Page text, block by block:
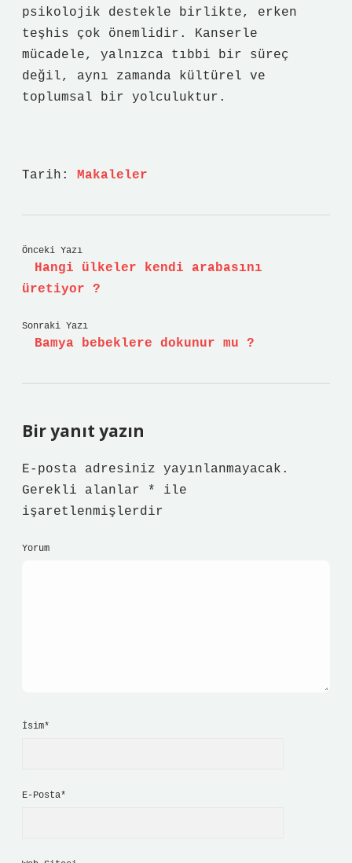
psikolojik destekle birlikte, erken
teşhis çok önemlidir. Kanserle
mücadele, yalnızca tıbbi bir süreç
değil, aynı zamanda kültürel ve
toplumsal bir yolculuktur.
Tarih: Makaleler
Önceki Yazı
Hangi ülkeler kendi arabasını
üretiyor ?
Sonraki Yazı
Bamya bebeklere dokunur mu ?
Bir yanıt yazın
E-posta adresiniz yayınlanmayacak.
Gerekli alanlar
*
ile
işaretlenmişlerdir
Yorum
İsim*
E-Posta*